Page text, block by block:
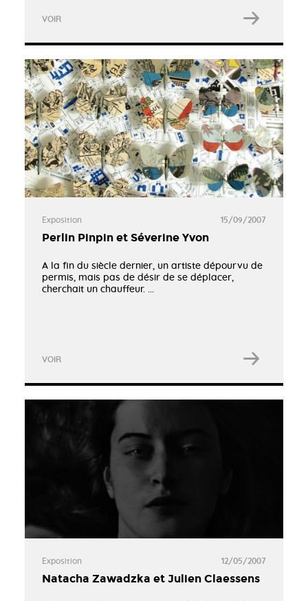
VOIR
Exposition 15/09/2007
​Perlin Pinpin et Séverine Yvon
A la fin du siècle dernier, un artiste dépourvu de
permis, mais pas de désir de se déplacer,
cherchait un chauffeur. ...
VOIR
Exposition 12/05/2007
​Natacha Zawadzka et Julien Claessens